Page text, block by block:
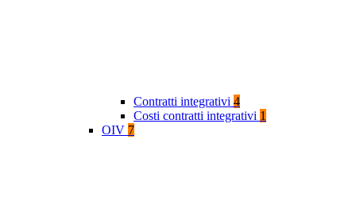
Contratti integrativi 4
Costi contratti integrativi 1
OIV 7